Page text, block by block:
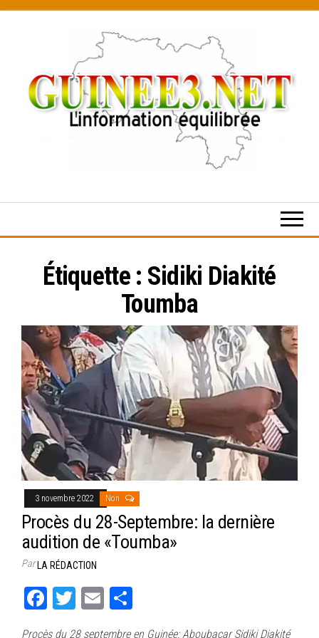
content
Étiquette : Sidiki Diakité
Toumba
3 novembre 2022 Non
Procès du 28-Septembre: la dernière
audition de «Toumba»
ParLA RÉDACTION
Fa
T
E
Procès du 28 septembre en Guinée: Aboubacar Sidiki Diakité